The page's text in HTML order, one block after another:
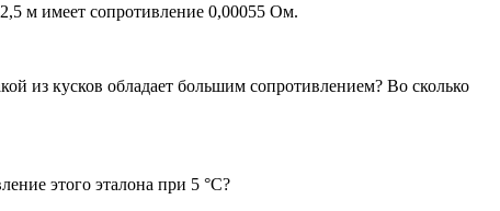
м имеет сопротивление 0,00055 Ом.
из кусков обладает большим сопротивлением? Во сколько
этого эталона при 5 °С?